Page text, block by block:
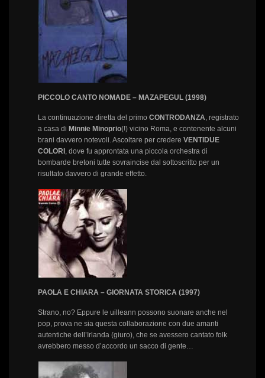
PICCOLO CANTO NOMADE – MAZAPEGUL (1998)
La continuazione diretta del primo CONTRODANZA , registrato
a casa di Minnie Minoprio(!) vicino Roma, e contenente alcuni
brani davvero notevoli. Ascoltare per credere VENTIDUE
COLORI, dove fu approntata una piccola orchestra di
bombarde bretoni tutte sovraincise dal sottoscritto per un
risultato davvero di grande effetto.
PAOLA E CHIARA – GIORNATA STORICA (1997)
Strano, no? Eppure le uilleann possono suonare anche nel
pop, prova ne sia questa collaborazione con due amanti
autentiche dell’Irlanda (giuro), che se avessero cantato folk
avrebbero messo d’accordo un sacco di gente…